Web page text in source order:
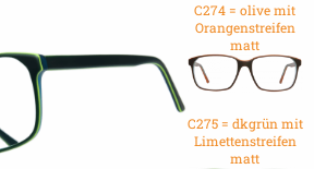
C274 = olive mit
Orangenstreifen
matt
C275 = dkgrün mit
Limettenstreifen
matt